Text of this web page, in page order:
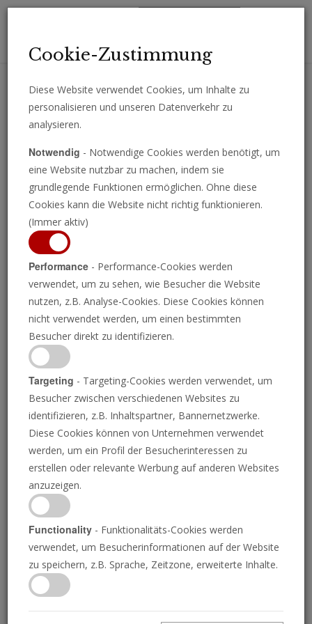
Erhalten Sie wichtige Analysen, Kommentare und Nachrichten
Russland rüstet
Nuklearanlagen an
NATO-Grenzen auf
18.06.2025
R ussland hat in den letzten Jahren zahlreiche
Nuklearanlagen in der Nähe seiner europäischen
Cookie-Zustimmung
Diese Website verwendet Cookies, um Inhalte zu
personalisieren und unseren Datenverkehr zu
analysieren.
Notwendig - Notwendige Cookies werden benötigt, um
eine Website nutzbar zu machen, indem sie
grundlegende Funktionen ermöglichen. Ohne diese
Cookies kann die Website nicht richtig funktionieren.
(Immer aktiv)
Performance - Performance-Cookies werden
verwendet, um zu sehen, wie Besucher die Website
nutzen, z.B. Analyse-Cookies. Diese Cookies können
nicht verwendet werden, um einen bestimmten
Besucher direkt zu identifizieren.
Targeting - Targeting-Cookies werden verwendet, um
Besucher zwischen verschiedenen Websites zu
identifizieren, z.B. Inhaltspartner, Bannernetzwerke.
Diese Cookies können von Unternehmen verwendet
werden, um ein Profil der Besucherinteressen zu
erstellen oder relevante Werbung auf anderen Websites
anzuzeigen.
Functionality - Funktionalitäts-Cookies werden
verwendet, um Besucherinformationen auf der Website
zu speichern, z.B. Sprache, Zeitzone, erweiterte Inhalte.